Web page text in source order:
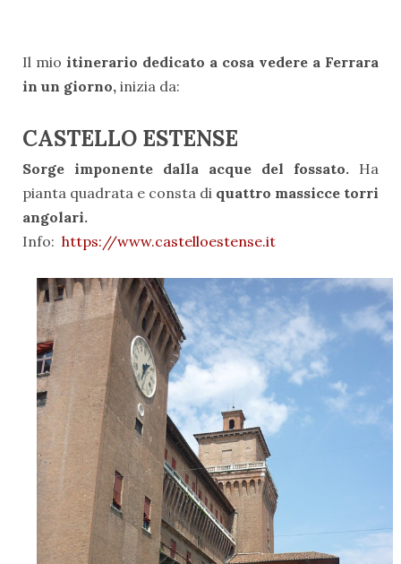
Il mio itinerario dedicato a cosa vedere a Ferrara
in un giorno, inizia da:
CASTELLO ESTENSE
Sorge imponente dalla acque del fossato. Ha
pianta quadrata e consta di quattro massicce torri
angolari.
Info: https://www.castelloestense.it